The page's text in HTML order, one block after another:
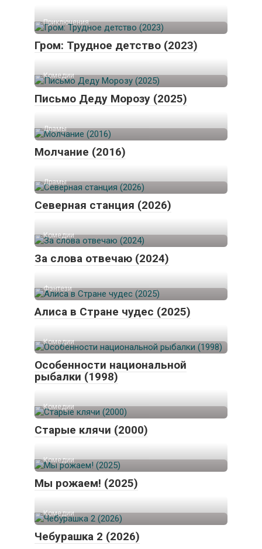
Приключения
Гром: Трудное детство (2023)
Комедии
Письмо Деду Морозу (2025)
Драмы
Молчание (2016)
Драмы
Северная станция (2026)
Комедии
За слова отвечаю (2024)
Фэнтези
Алиса в Стране чудес (2025)
Комедии
Особенности национальной
рыбалки (1998)
Комедии
Старые клячи (2000)
Комедии
Мы рожаем! (2025)
Комедии
Чебурашка 2 (2026)